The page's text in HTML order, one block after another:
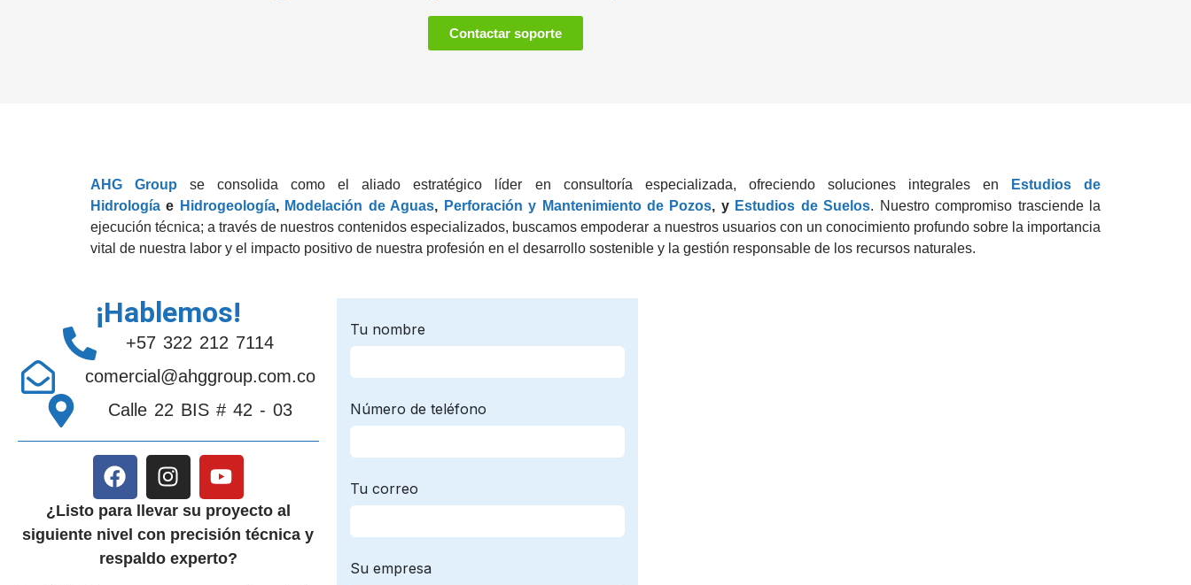
Contactar soporte
AHG Group se consolida como el aliado estratégico líder en consultoría especializada, ofreciendo soluciones integrales en
Estudios de
Hidrología e Hidrogeología, Modelación de Aguas, Perforación y Mantenimiento de Pozos, y Estudios de Suelos. Nuestro compromiso trasciende la
ejecución técnica; a través de nuestros contenidos especializados, buscamos empoderar a nuestros usuarios con un conocimiento profundo sobre la importancia
vital de nuestra labor y el impacto positivo de nuestra profesión en el desarrollo sostenible y la gestión responsable de los recursos naturales.
¡Hablemos!
+57 322 212 7114
comercial@ahggroup.com.co
Calle 22 BIS # 42 - 03
¿Listo para llevar su proyecto al
siguiente nivel con precisión técnica y
respaldo experto?